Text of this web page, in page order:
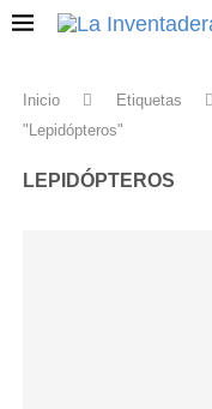
Inicio Etiquetas
"Lepidópteros"
LEPIDÓPTEROS